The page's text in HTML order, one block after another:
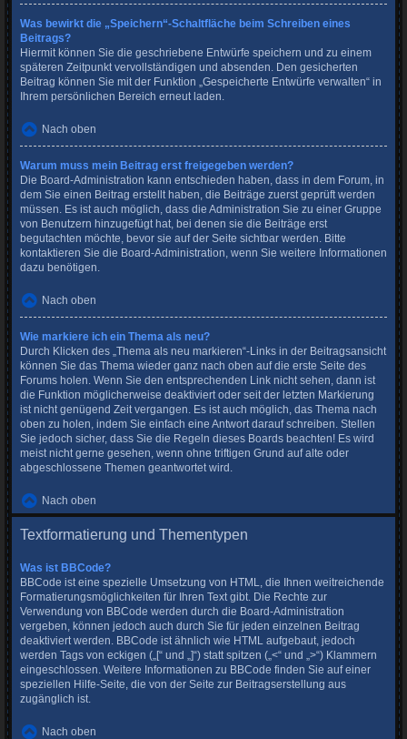
Was bewirkt die „Speichern“-Schaltfläche beim Schreiben eines
Beitrags?
Hiermit können Sie die geschriebene Entwürfe speichern und zu einem
späteren Zeitpunkt vervollständigen und absenden. Den gesicherten
Beitrag können Sie mit der Funktion „Gespeicherte Entwürfe verwalten“ in
Ihrem persönlichen Bereich erneut laden.
Nach oben
Warum muss mein Beitrag erst freigegeben werden?
Die Board-Administration kann entschieden haben, dass in dem Forum, in
dem Sie einen Beitrag erstellt haben, die Beiträge zuerst geprüft werden
müssen. Es ist auch möglich, dass die Administration Sie zu einer Gruppe
von Benutzern hinzugefügt hat, bei denen sie die Beiträge erst
begutachten möchte, bevor sie auf der Seite sichtbar werden. Bitte
kontaktieren Sie die Board-Administration, wenn Sie weitere Informationen
dazu benötigen.
Nach oben
Wie markiere ich ein Thema als neu?
Durch Klicken des „Thema als neu markieren“-Links in der Beitragsansicht
können Sie das Thema wieder ganz nach oben auf die erste Seite des
Forums holen. Wenn Sie den entsprechenden Link nicht sehen, dann ist
die Funktion möglicherweise deaktiviert oder seit der letzten Markierung
ist nicht genügend Zeit vergangen. Es ist auch möglich, das Thema nach
oben zu holen, indem Sie einfach eine Antwort darauf schreiben. Stellen
Sie jedoch sicher, dass Sie die Regeln dieses Boards beachten! Es wird
meist nicht gerne gesehen, wenn ohne triftigen Grund auf alte oder
abgeschlossene Themen geantwortet wird.
Nach oben
Textformatierung und Thementypen
Was ist BBCode?
BBCode ist eine spezielle Umsetzung von HTML, die Ihnen weitreichende
Formatierungsmöglichkeiten für Ihren Text gibt. Die Rechte zur
Verwendung von BBCode werden durch die Board-Administration
vergeben, können jedoch auch durch Sie für jeden einzelnen Beitrag
deaktiviert werden. BBCode ist ähnlich wie HTML aufgebaut, jedoch
werden Tags von eckigen („[“ und „]“) statt spitzen („<“ und „>“) Klammern
eingeschlossen. Weitere Informationen zu BBCode finden Sie auf einer
speziellen Hilfe-Seite, die von der Seite zur Beitragserstellung aus
zugänglich ist.
Nach oben